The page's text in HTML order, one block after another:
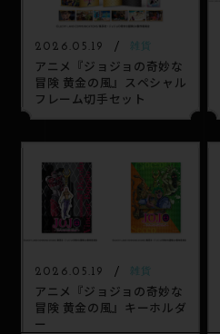
2026.05.19 雑貨
アニメ『ジョジョの奇妙な
冒険 黄金の風』スペシャル
フレーム切手セット
2026.05.19 雑貨
アニメ『ジョジョの奇妙な
冒険 黄金の風』キーホルダ
ー